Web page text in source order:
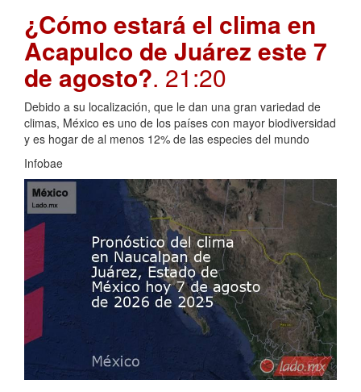
¿Cómo estará el clima en
Acapulco de Juárez este 7
de agosto?. 21:20
Debido a su localización, que le dan una gran variedad de
climas, México es uno de los países con mayor biodiversidad
y es hogar de al menos 12% de las especies del mundo
Infobae